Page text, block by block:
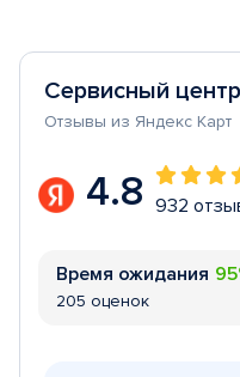
Сервисный
Отзывы из Яндекс Карт
4.8 932
Время ожидания
205 оценок